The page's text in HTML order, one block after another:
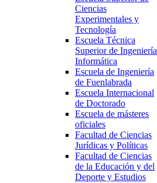
Ciencias
Experimentales y
Tecnología
Escuela Técnica
Superior de Ingeniería
Informática
Escuela de Ingeniería
de Fuenlabrada
Escuela Internacional
de Doctorado
Escuela de másteres
oficiales
Facultad de Ciencias
Jurídicas y Políticas
Facultad de Ciencias
de la Educación y del
Deporte y Estudios